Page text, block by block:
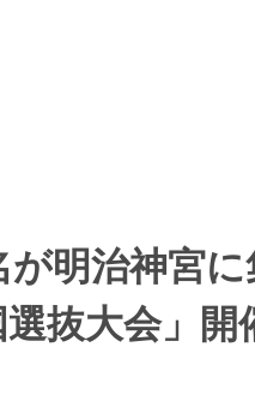
明治神宮に
抜大会」開